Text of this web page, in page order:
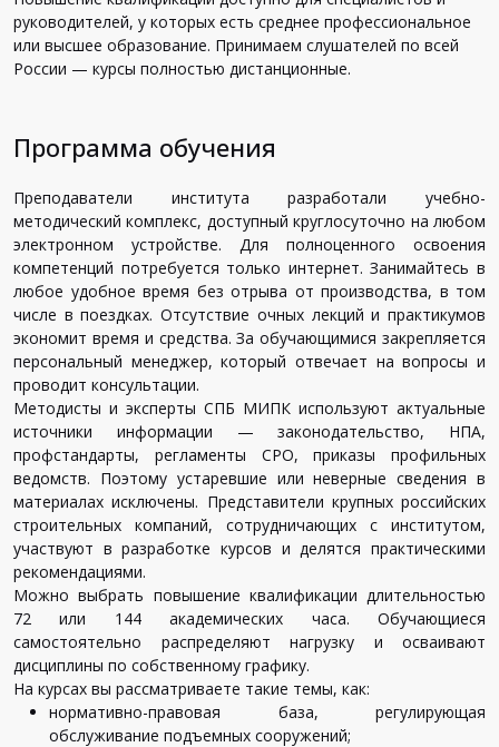
руководителей, у которых есть среднее профессиональное
или высшее образование. Принимаем слушателей по всей
России — курсы полностью дистанционные.
Программа обучения
Преподаватели института разработали учебно-
методический комплекс, доступный круглосуточно на любом
электронном устройстве. Для полноценного освоения
компетенций потребуется только интернет. Занимайтесь в
любое удобное время без отрыва от производства, в том
числе в поездках. Отсутствие очных лекций и практикумов
экономит время и средства. За обучающимися закрепляется
персональный менеджер, который отвечает на вопросы и
проводит консультации.
Методисты и эксперты СПБ МИПК используют актуальные
источники информации — законодательство, НПА,
профстандарты, регламенты СРО, приказы профильных
ведомств. Поэтому устаревшие или неверные сведения в
материалах исключены. Представители крупных российских
строительных компаний, сотрудничающих с институтом,
участвуют в разработке курсов и делятся практическими
рекомендациями.
Можно выбрать повышение квалификации длительностью
72 или 144 академических часа. Обучающиеся
самостоятельно распределяют нагрузку и осваивают
дисциплины по собственному графику.
На курсах вы рассматриваете такие темы, как:
нормативно-правовая база, регулирующая
обслуживание подъемных сооружений;